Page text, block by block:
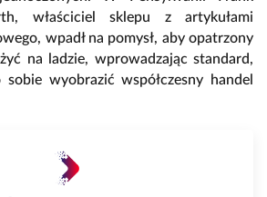
właściciel sklepu z artykułami
wpadł na pomysł, aby opatrzony
na ladzie, wprowadzając standard,
wyobrazić współczesny handel